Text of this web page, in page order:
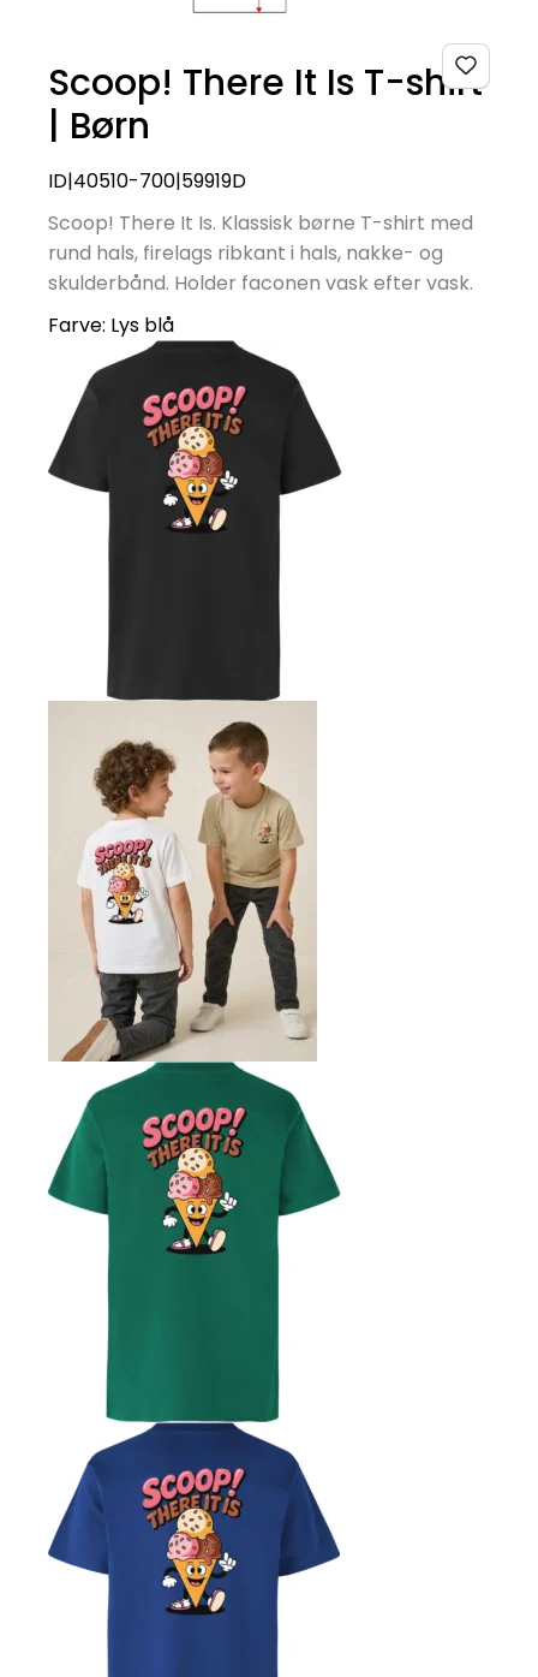
Scoop! There It Is T-shirt
| Børn
ID|40510-700|59919D
Scoop! There It Is. Klassisk børne T-shirt med
rund hals, firelags ribkant i hals, nakke- og
skulderbånd. Holder faconen vask efter vask.
Farve: Lys blå